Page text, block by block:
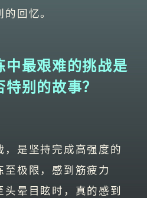
回忆。
中最艰难的挑战是
别的故事？
是坚持完成高强度的
极限，感到筋疲力
晕目眩时，真的感到